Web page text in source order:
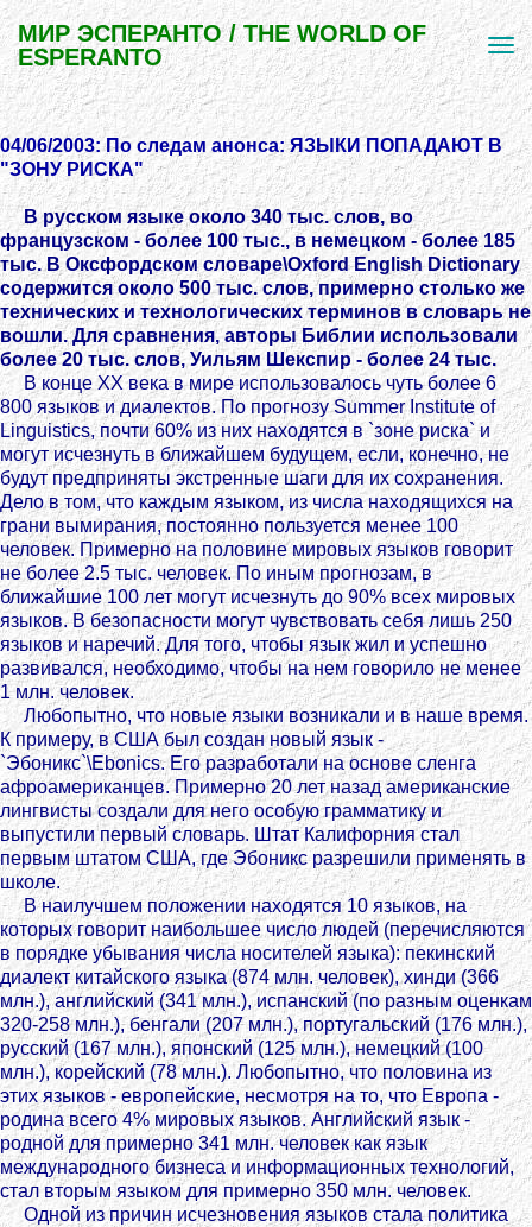
МИР ЭСПЕРАНТО / THE WORLD OF
ESPERANTO
04/06/2003: По следам анонса: ЯЗЫКИ ПОПАДАЮТ В
"ЗОНУ РИСКА"
В русском языке около 340 тыс. слов, во
французском - более 100 тыс., в немецком - более 185
тыс. В Оксфордском словаре\Oxford English Dictionary
содержится около 500 тыс. слов, примерно столько же
технических и технологических терминов в словарь не
вошли. Для сравнения, авторы Библии использовали
более 20 тыс. слов, Уильям Шекспир - более 24 тыс.
В конце ХХ века в мире использовалось чуть более 6
800 языков и диалектов. По прогнозу Summer Institute of
Linguistics, почти 60% из них находятся в `зоне риска` и
могут исчезнуть в ближайшем будущем, если, конечно, не
будут предприняты экстренные шаги для их сохранения.
Дело в том, что каждым языком, из числа находящихся на
грани вымирания, постоянно пользуется менее 100
человек. Примерно на половине мировых языков говорит
не более 2.5 тыс. человек. По иным прогнозам, в
ближайшие 100 лет могут исчезнуть до 90% всех мировых
языков. В безопасности могут чувствовать себя лишь 250
языков и наречий. Для того, чтобы язык жил и успешно
развивался, необходимо, чтобы на нем говорило не менее
1 млн. человек.
Любопытно, что новые языки возникали и в наше время.
К примеру, в США был создан новый язык -
`Эбоникс`\Ebonics. Его разработали на основе сленга
афроамериканцев. Примерно 20 лет назад американские
лингвисты создали для него особую грамматику и
выпустили первый словарь. Штат Калифорния стал
первым штатом США, где Эбоникс разрешили применять в
школе.
В наилучшем положении находятся 10 языков, на
которых говорит наибольшее число людей (перечисляются
в порядке убывания числа носителей языка): пекинский
диалект китайского языка (874 млн. человек), хинди (366
млн.), английский (341 млн.), испанский (по разным оценкам
320-258 млн.), бенгали (207 млн.), португальский (176 млн.),
русский (167 млн.), японский (125 млн.), немецкий (100
млн.), корейский (78 млн.). Любопытно, что половина из
этих языков - европейские, несмотря на то, что Европа -
родина всего 4% мировых языков. Английский язык -
родной для примерно 341 млн. человек как язык
международного бизнеса и информационных технологий,
стал вторым языком для примерно 350 млн. человек.
Одной из причин исчезновения языков стала политика